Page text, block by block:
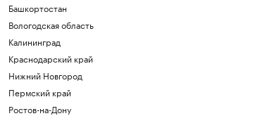
Башкортостан
Вологодская область
Калининград
Краснодарский край
Нижний Новгород
Пермский край
Ростов-на-Дону